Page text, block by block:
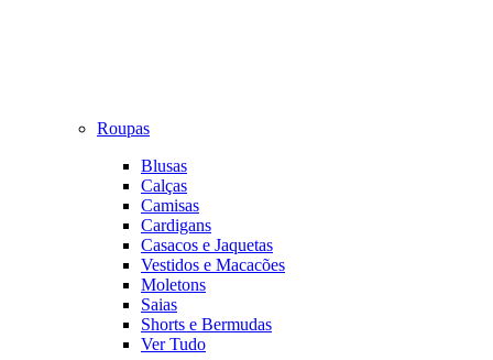
Roupas
Blusas
Calças
Camisas
Cardigans
Casacos e Jaquetas
Vestidos e Macacões
Moletons
Saias
Shorts e Bermudas
Ver Tudo